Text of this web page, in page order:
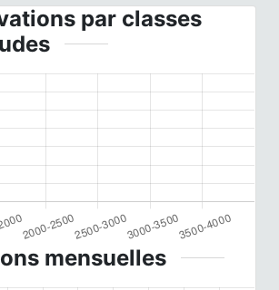
par classes
mensuelles